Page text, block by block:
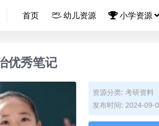
首页 幼儿资源 小学资源
优秀笔记
资源分类: 考研资料
发布时间: 2024-09-